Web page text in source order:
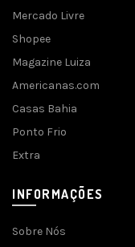
Mercado Livre
Shopee
Magazine Luiza
Americanas.com
Casas Bahia
Ponto Frio
Extra
INFORMAÇÕES
Sobre Nós